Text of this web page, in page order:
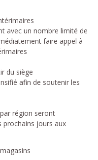
avec un nombre limité de
faire appel à
du siège
afin de soutenir les
région seront
prochains jours aux